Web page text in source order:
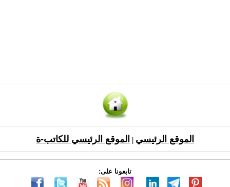
الموقع الرئيسي الموقع الرئيسي للكاتب-ة
تابعونا على: